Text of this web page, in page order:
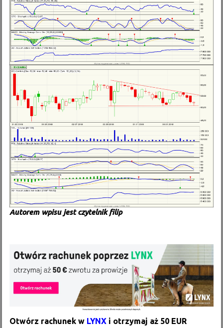
Autorem wpisu jest czytelnik filip
Otwórz rachunek w LYNX i otrzymaj aż 50 EUR